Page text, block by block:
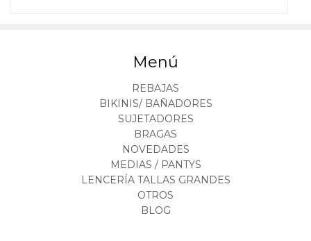
Menú
REBAJAS
BIKINIS/ BAÑADORES
SUJETADORES
BRAGAS
NOVEDADES
MEDIAS / PANTYS
LENCERÍA TALLAS GRANDES
OTROS
BLOG